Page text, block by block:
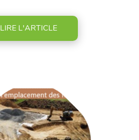
LIRE L'ARTICLE